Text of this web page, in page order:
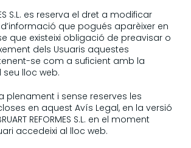
S.L. es reserva el dret a modificar
que pogués aparèixer en
que existeixi obligació de preavisar o
dels Usuaris aquestes
se com a suficient amb la
lloc web.
plenament i sense reserves les
en aquest Avís Legal, en la versió
REFORMES S.L. en el moment
accedeixi al lloc web.